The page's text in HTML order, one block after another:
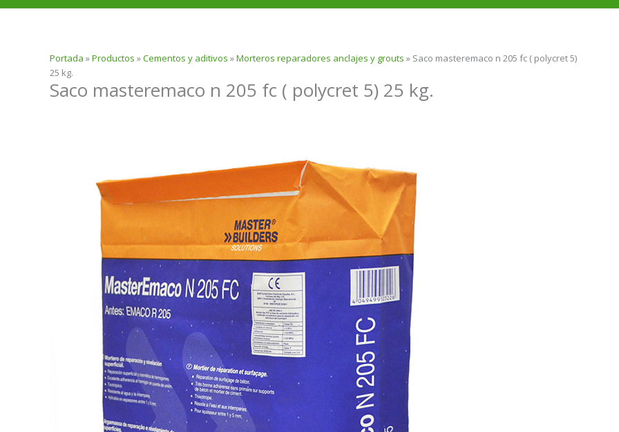
Portada »Productos »Cementos y aditivos »Morteros reparadores anclajes y grouts » Saco masteremaco n 205 fc ( polycret 5)
25 kg.
Saco masteremaco n 205 fc ( polycret 5) 25 kg.